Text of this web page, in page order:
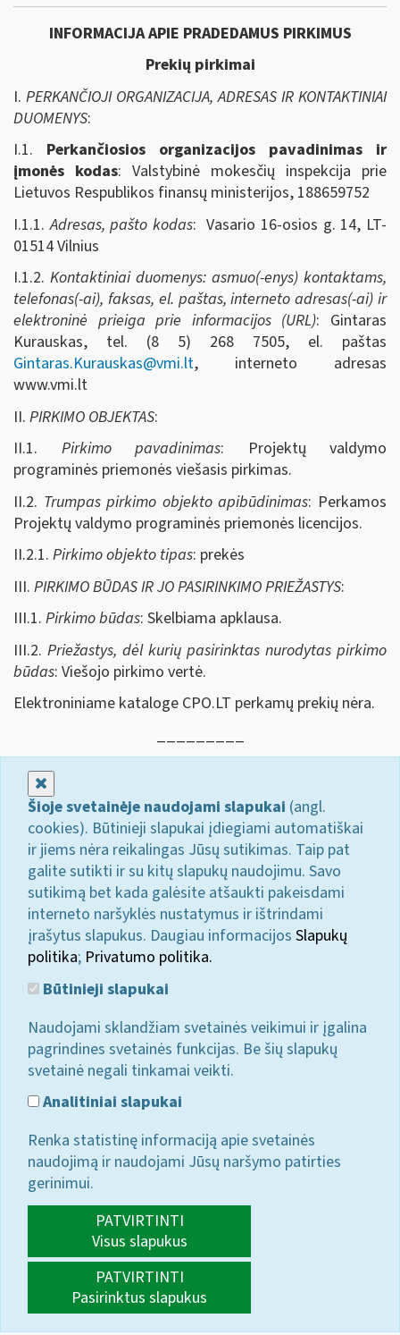
INFORMACIJA APIE PRADEDAMUS PIRKIMUS
Prekių pirkimai
I. PERKANČIOJI ORGANIZACIJA, ADRESAS IR KONTAKTINIAI
DUOMENYS:
I.1. Perkančiosios organizacijos pavadinimas ir
įmonės kodas: Valstybinė mokesčių inspekcija prie
Lietuvos Respublikos finansų ministerijos, 188659752
I.1.1.Adresas, pašto kodas: Vasario 16-osios g. 14, LT-
01514 Vilnius
I.1.2. Kontaktiniai duomenys: asmuo(-enys) kontaktams,
telefonas(-ai), faksas, el. paštas, interneto adresas(-ai) ir
elektroninė prieiga prie informacijos (URL): Gintaras
Kurauskas, tel. (8 5) 268 7505, el. paštas
Gintaras.Kurauskas@vmi.lt, interneto adresas
www.vmi.lt
II. PIRKIMO OBJEKTAS:
II.1. Pirkimo pavadinimas: Projektų valdymo
programinės priemonės viešasis pirkimas.
II.2. Trumpas pirkimo objekto apibūdinimas: Perkamos
Projektų valdymo programinės priemonės licencijos.
II.2.1. Pirkimo objekto tipas: prekės
III. PIRKIMO BŪDAS IR JO PASIRINKIMO PRIEŽASTYS:
III.1. Pirkimo būdas: Skelbiama apklausa.
III.2. Priežastys, dėl kurių pasirinktas nurodytas pirkimo
būdas: Viešojo pirkimo vertė.
Elektroniniame kataloge CPO.LT perkamų prekių nėra.
Šioje svetainėje naudojami slapukai (angl.
cookies). Būtinieji slapukai įdiegiami automatiškai
ir jiems nėra reikalingas Jūsų sutikimas. Taip pat
galite sutikti ir su kitų slapukų naudojimu. Savo
sutikimą bet kada galėsite atšaukti pakeisdami
interneto naršyklės nustatymus ir ištrindami
įrašytus slapukus. Daugiau informacijos Slapukų
politika; Privatumo politika.
Būtinieji slapukai
Naudojami sklandžiam svetainės veikimui ir įgalina
pagrindines svetainės funkcijas. Be šių slapukų
svetainė negali tinkamai veikti.
Analitiniai slapukai
Renka statistinę informaciją apie svetainės
naudojimą ir naudojami Jūsų naršymo patirties
gerinimui.
PATVIRTINTI
Visus slapukus
PATVIRTINTI
Pasirinktus slapukus